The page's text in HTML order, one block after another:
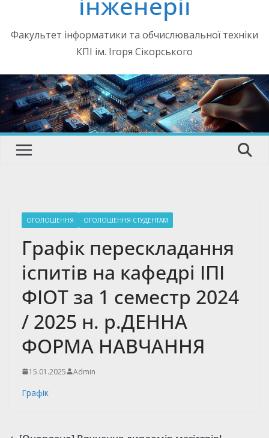
Факультет інформатики та обчислювальної техніки
КПІ ім. Ігоря Сікорського
ОГОЛОШЕННЯ ОГОЛОШЕННЯ СТУДЕНТАМ
Графік перескладання
іспитів на кафедрі ІПІ
ФІОТ за 1 семестр 2024
/ 2025 н. р.ДЕННА
ФОРМА НАВЧАННЯ
15.01.2025 Admin
Графік